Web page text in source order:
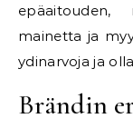
mainetta ja
ydinarvoja ja
Brändin